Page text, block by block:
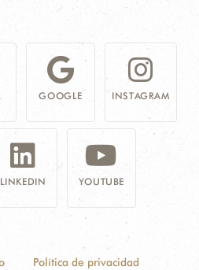
GOOGLE INSTAGRAM
LINKEDIN YOUTUBE
Política de privacidad